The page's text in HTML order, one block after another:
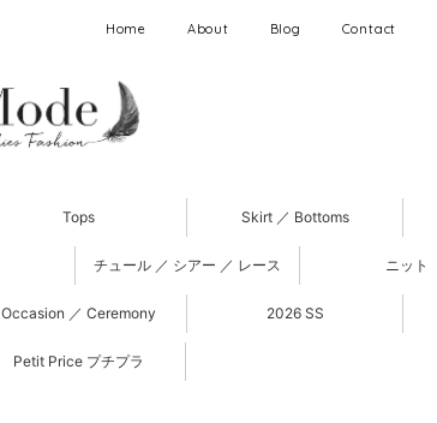
Home About Blog Contact
Tops Skirt ／ Bottoms
チュール ／ シアー ／ レース ニット
Occasion ／ Ceremony 2026 SS
Petit Price プチプラ